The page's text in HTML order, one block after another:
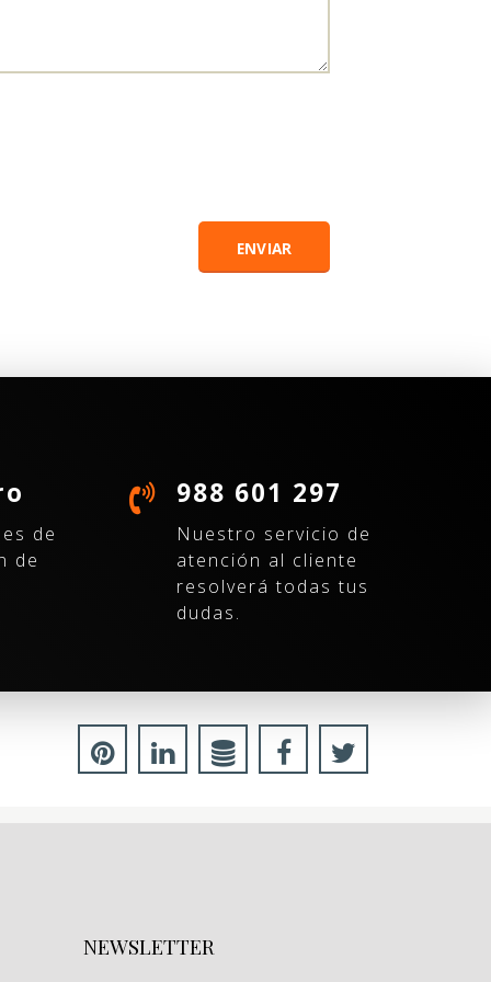
de
de
988 601 297
Nuestro servicio de
atención al cliente
resolverá todas tus
dudas.
NEWSLETTER